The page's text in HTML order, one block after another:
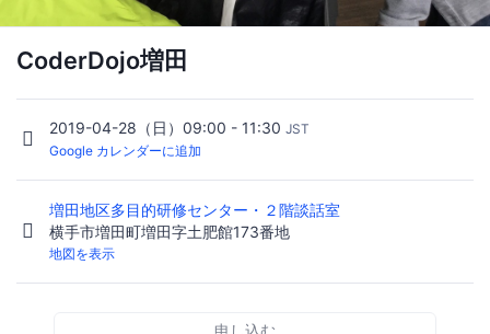
CoderDojo増田
2019-04-28（日）09:00 - 11:30 JST
Google カレンダーに追加
増田地区多目的研修センター・２階談話室
横手市増田町増田字土肥館173番地
地図を表示
申し込む